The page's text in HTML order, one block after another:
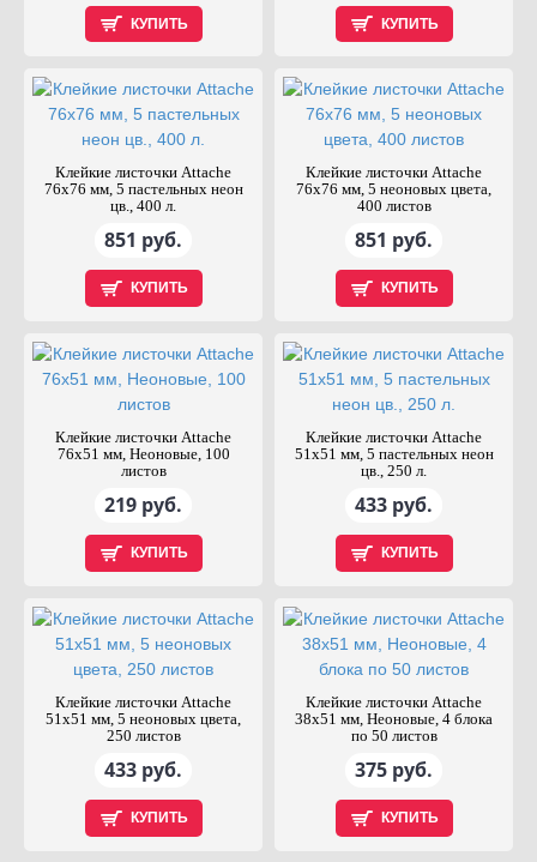
КУПИТЬ КУПИТЬ
Клейкие листочки Attache
76х76 мм, 5 пастельных неон
цв., 400 л.
851 руб.
КУПИТЬ
Клейкие листочки Attache
76х76 мм, 5 неоновых цвета,
400 листов
851 руб.
КУПИТЬ
Клейкие листочки Attache
76x51 мм, Неоновые, 100
листов
219 руб.
КУПИТЬ
Клейкие листочки Attache
51х51 мм, 5 пастельных неон
цв., 250 л.
433 руб.
КУПИТЬ
Клейкие листочки Attache
51х51 мм, 5 неоновых цвета,
250 листов
433 руб.
КУПИТЬ
Клейкие листочки Attache
38x51 мм, Неоновые, 4 блока
по 50 листов
375 руб.
КУПИТЬ